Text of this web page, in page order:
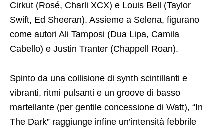
Cirkut (Rosé, Charli XCX) e Louis Bell (Taylor
Swift, Ed Sheeran). Assieme a Selena, figurano
come autori Ali Tamposi (Dua Lipa, Camila
Cabello) e Justin Tranter (Chappell Roan).
Spinto da una collisione di synth scintillanti e
vibranti, ritmi pulsanti e un groove di basso
martellante (per gentile concessione di Watt), “In
The Dark” raggiunge infine un’intensità febbrile